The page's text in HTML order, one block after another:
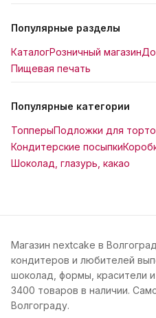
Популярные разделы
КаталогРозничный магазин
Пищевая печать
Популярные категории
ТопперыПодложки для
Кондитерские посыпки
Шоколад, глазурь, какао
Магазин nextcake в
кондитеров и любителей
шоколад, формы, красители
3400 товаров в наличии.
Волгограду.